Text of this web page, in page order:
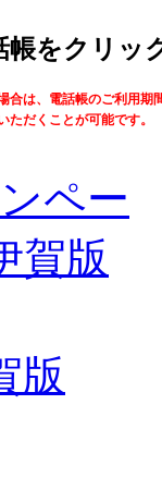
帳をクリッ
合は、電話帳のご利用期
だくことが可能です。
版